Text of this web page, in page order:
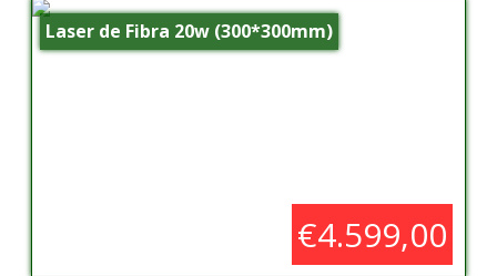
Laser de Fibra 20w (300*300mm)
€4.599,00